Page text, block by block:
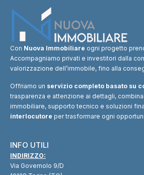
Con Nuova Immobiliare ogni progetto
Accompagniamo privati e investitori dalla
valorizzazione dell’immobile, fino alla
Offriamo un servizio completo basato su
trasparenza e attenzione ai dettagli,
immobiliare, supporto tecnico e soluzioni
interlocutore per trasformare ogni
INFO UTILI
INDIRIZZO:
Via Governolo 9/D